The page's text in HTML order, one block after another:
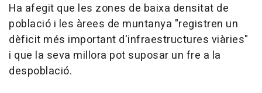
Ha afegit que les zones de baixa densitat de
població i les àrees de muntanya "registren un
dèficit més important d'infraestructures viàries"
i que la seva millora pot suposar un fre a la
despoblació.